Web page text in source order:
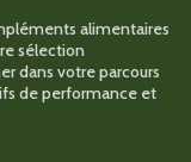
alimentaires
sélection
dans votre parcours
de performance et